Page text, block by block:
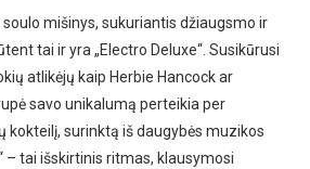
mišinys, sukuriantis džiaugsmo ir
tai ir yra „Electro Deluxe“. Susikūrusi
atlikėjų kaip Herbie Hancock ar
savo unikalumą perteikia per
kokteilį, surinktą iš daugybės muzikos
– tai išskirtinis ritmas, klausymosi